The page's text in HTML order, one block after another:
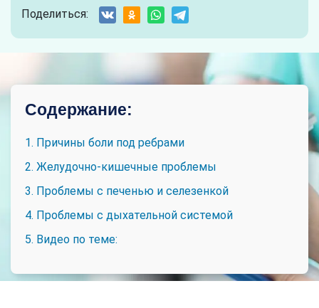
Поделиться:
Содержание:
1. Причины боли под ребрами
2. Желудочно-кишечные проблемы
3. Проблемы с печенью и селезенкой
4. Проблемы с дыхательной системой
5. Видео по теме: